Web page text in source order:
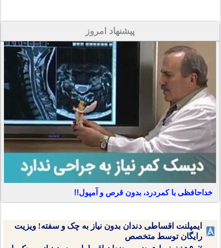
پیشنهاد امروز
خداحافظی با کمردرد، بدون قرص و آمپول!!
ایمپلنت اقساطی دندان بدون نیاز به چک و سفته! ویزیت
رایگان توسط متخصص